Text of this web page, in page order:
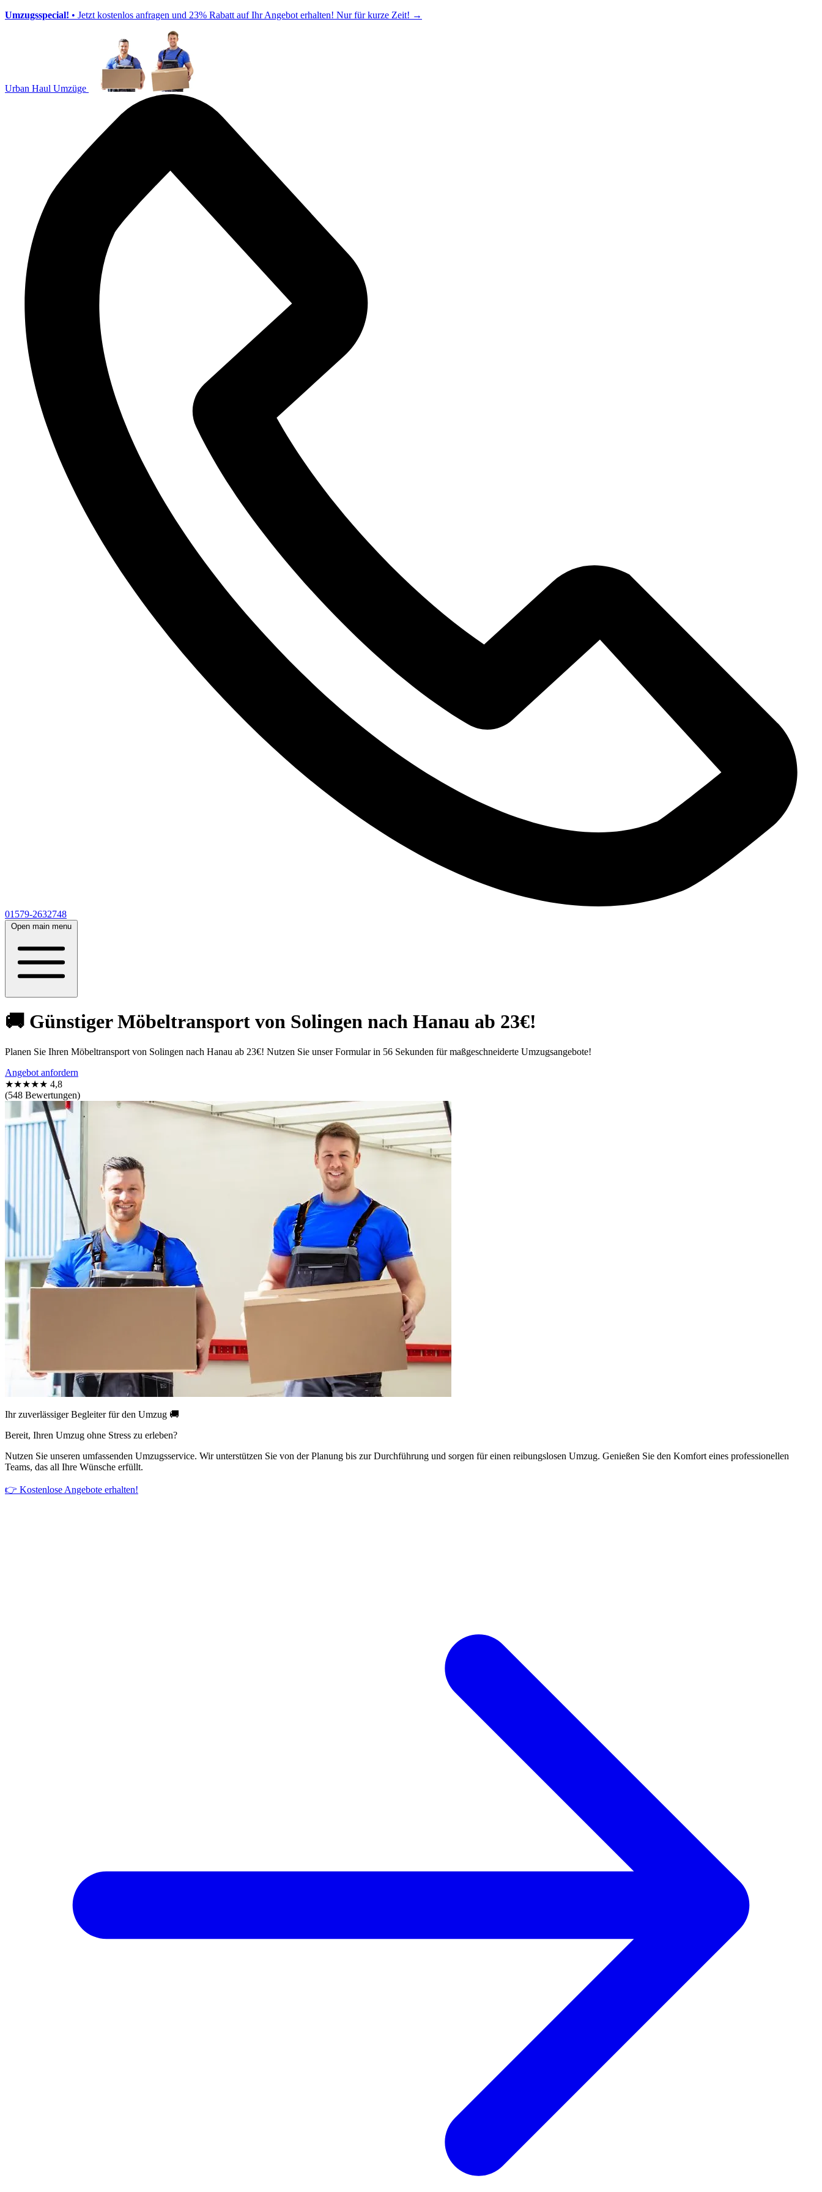
Umzugsspecial! • Jetzt kostenlos anfragen und 23% Rabatt auf Ihr Angebot erhalten! Nur für kurze Zeit! →
Urban Haul Umzüge
01579-2632748
Open main menu
🚚 Günstiger Möbeltransport von Solingen nach Hanau ab 23€!
Planen Sie Ihren Möbeltransport von Solingen nach Hanau ab 23€! Nutzen Sie unser Formular in 56 Sekunden für maßgeschneiderte Umzugsangebote!
Angebot anfordern
★★★★★ 4,8
(548 Bewertungen)
Ihr zuverlässiger Begleiter für den Umzug 🚚
Bereit, Ihren Umzug ohne Stress zu erleben?
Nutzen Sie unseren umfassenden Umzugsservice. Wir unterstützen Sie von der Planung bis zur Durchführung und sorgen für einen reibungslosen Umzug. Genießen Sie den Komfort eines professionellen
Teams, das all Ihre Wünsche erfüllt.
👉 Kostenlose Angebote erhalten!